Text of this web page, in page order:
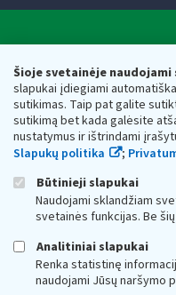
Šioje svetainėje naudojami
slapukai įdiegiami
sutikimas. Taip pat galite
sutikimą bet kada galėsite
nustatymus ir ištrindami
Slapukų politika
;
Būtinieji slapukai
Naudojami sklandžiam
svetainės funkcijas. Be
Analitiniai slapukai
Renka statistinę
naudojami Jūsų naršymo
Valstybinė mokesčių
Respublikos finansų
Biudžetinė įstaiga. Juridinio
adresas: Vasario 16-osios g.
vmi@vmi.lt, E. pristatymo
Duomenys apie Valstybinę
Respublikos finansų